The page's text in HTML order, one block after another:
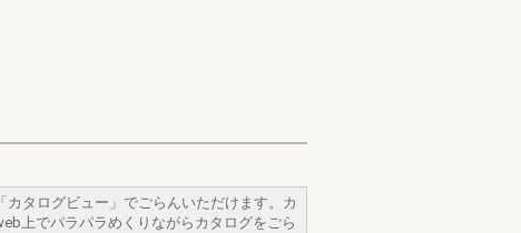
カタログビュー」でごらんいただけます。カ
上でパラパラめくりながらカタログをごら